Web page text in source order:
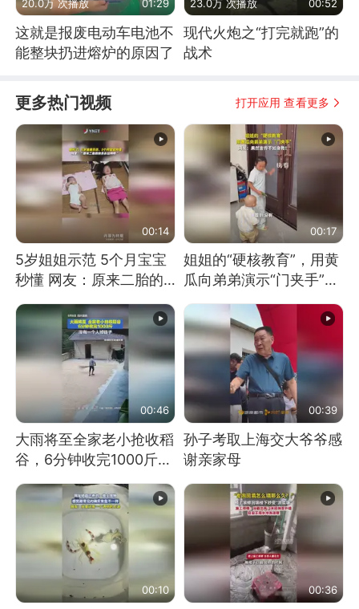
20.0万 次播放 01:29
这就是报废电动车电池不
能整块扔进熔炉的原因了
23.0万 次播放 00:52
现代火炮之“打完就跑”的
战术
更多热门视频 打开应用 查看更多
00:14
5岁姐姐示范 5个月宝宝
秒懂 网友：原来二胎的
00:17
姐姐的“硬核教育”，用黄
瓜向弟弟演示“门夹手”，
教！
00:46
大雨将至全家老小抢收稻
谷，6分钟收完1000斤，
00:39
孙子考取上海交大爷爷感
谢亲家母
00:10 00:36